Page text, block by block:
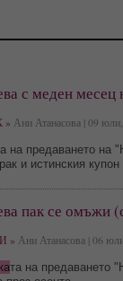
с меден месец
» Ани Атанасова | 09
на предаването
и истинския
пак се омъжи
» Ани Атанасова | 06
та на предаването